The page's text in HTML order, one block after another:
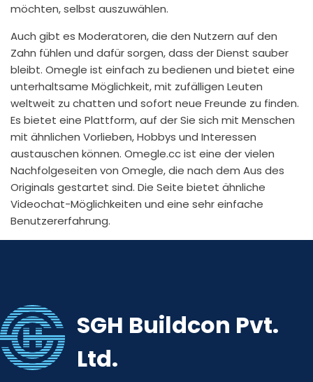
möchten, selbst auszuwählen.
Auch gibt es Moderatoren, die den Nutzern auf den
Zahn fühlen und dafür sorgen, dass der Dienst sauber
bleibt. Omegle ist einfach zu bedienen und bietet eine
unterhaltsame Möglichkeit, mit zufälligen Leuten
weltweit zu chatten und sofort neue Freunde zu finden.
Es bietet eine Plattform, auf der Sie sich mit Menschen
mit ähnlichen Vorlieben, Hobbys und Interessen
austauschen können. Omegle.cc ist eine der vielen
Nachfolgeseiten von Omegle, die nach dem Aus des
Originals gestartet sind. Die Seite bietet ähnliche
Videochat-Möglichkeiten und eine sehr einfache
Benutzererfahrung.
SGH Buildcon Pvt.
Ltd.